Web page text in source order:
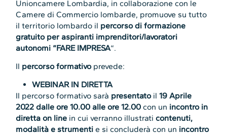
Unioncamere Lombardia, in collaborazione con le
Camere di Commercio lombarde, promuove su tutto
il territorio lombardo il percorso di formazione
gratuito per aspiranti imprenditori/lavoratori
autonomi “FARE IMPRESA“.
Il percorso formativoprevede:
WEBINAR IN DIRETTA
Il percorso formativo sarà presentatoil19 Aprile
2022 dalle ore 10.00 alle ore 12.00 con un incontro in
diretta on line in cui verranno illustrati contenuti,
modalità e strumenti e si concluderà con un incontro